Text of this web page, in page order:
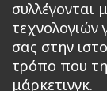
τεχνολογιών
σας στην
τρόπο που τη
μάρκετινγκ.